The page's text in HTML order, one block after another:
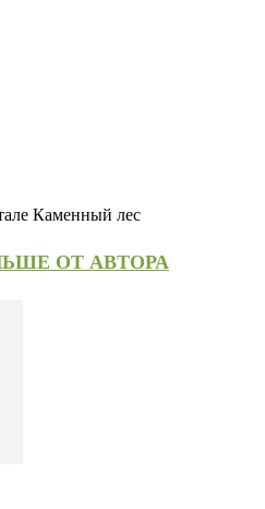
Каменный лес
ОТ АВТОРА